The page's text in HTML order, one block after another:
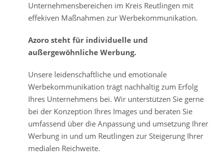
Unternehmensbereichen im Kreis Reutlingen mit
effekiven Maßnahmen zur Werbekommunikation.
Azoro steht für individuelle und
außergewöhnliche Werbung.
Unsere leidenschaftliche und emotionale
Werbekommunikation trägt nachhaltig zum Erfolg
Ihres Unternehmens bei. Wir unterstützen Sie gerne
bei der Konzeption Ihres Images und beraten Sie
umfassend über die Anpassung und umsetzung Ihrer
Werbung in und um Reutlingen zur Steigerung Ihrer
medialen Reichweite.